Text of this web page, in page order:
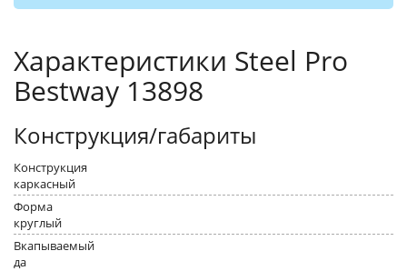
Характеристики Steel Pro
Bestway 13898
Конструкция/габариты
Конструкция
каркасный
Форма
круглый
Вкапываемый
да